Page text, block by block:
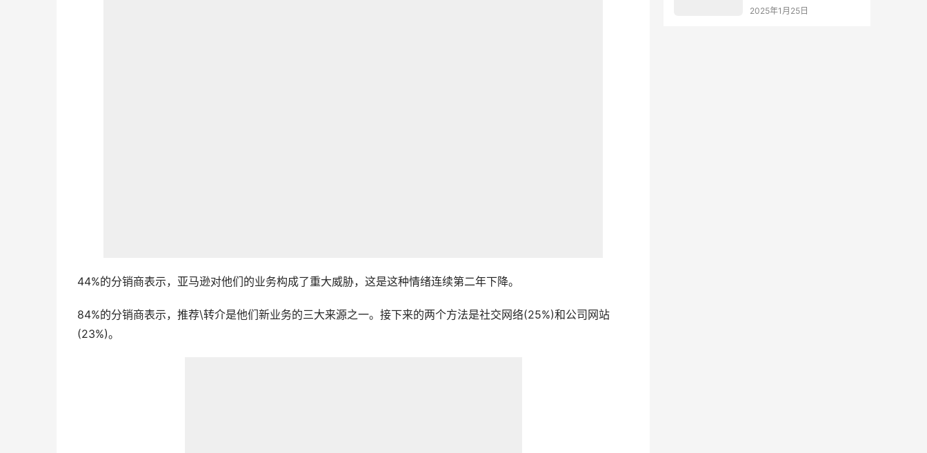
44%的分销商表示，亚马逊对他们的业务构成了重大威胁，这是这种情绪连续第二年下降。
84%的分销商表示，推荐\转介是他们新业务的三大来源之一。接下来的两个方法是社交网络(25%)和公司网站
(23%)。
2025年1月25日